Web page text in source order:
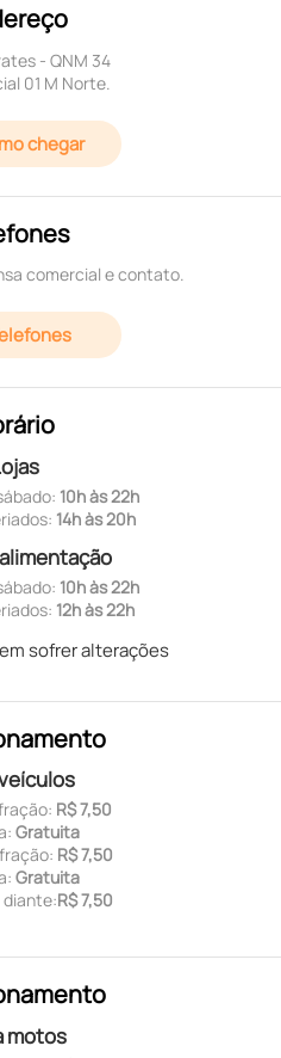
- QNM 34
01 M Norte.
chegar
comercial e contato.
10h às 22h
14h às 20h
10h às 22h
12h às 22h
sofrer alterações
R$ 7,50
Gratuita
R$ 7,50
Gratuita
diante:R$ 7,50
motos